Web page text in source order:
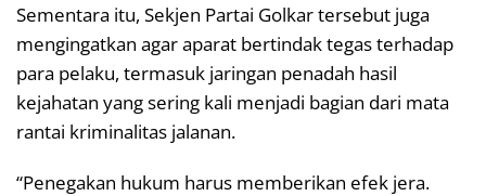
Sementara itu, Sekjen Partai Golkar tersebut juga
mengingatkan agar aparat bertindak tegas terhadap
para pelaku, termasuk jaringan penadah hasil
kejahatan yang sering kali menjadi bagian dari mata
rantai kriminalitas jalanan.
“Penegakan hukum harus memberikan efek jera.